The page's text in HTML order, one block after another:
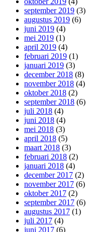
september 2019 (3)
augustus 2019 (6)
juni 2019 (4)
mei 2019 (1)
april 2019 (4)
februari 2019 (1)
januari 2019 (3)
december 2018 (8)
november 2018 (4)
oktober 2018 (2)
september 2018 (6)
juli 2018 (4)
juni 2018 (4)
mei 2018 (3)
april 2018 (5)
maart 2018 (3)
februari 2018 (2)
januari 2018 (4)
december 2017 (2)
november 2017 (6)
oktober 2017 (2)
september 2017 (6)
augustus 2017 (1)
juli 2017 (4)
juni 2017 (6)